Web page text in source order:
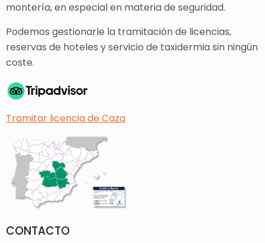
montería, en especial en materia de seguridad.
Podemos gestionarle la tramitación de licencias,
reservas de hoteles y servicio de taxidermia sin ningún
coste.
Tramitar licencia de Caza
CONTACTO